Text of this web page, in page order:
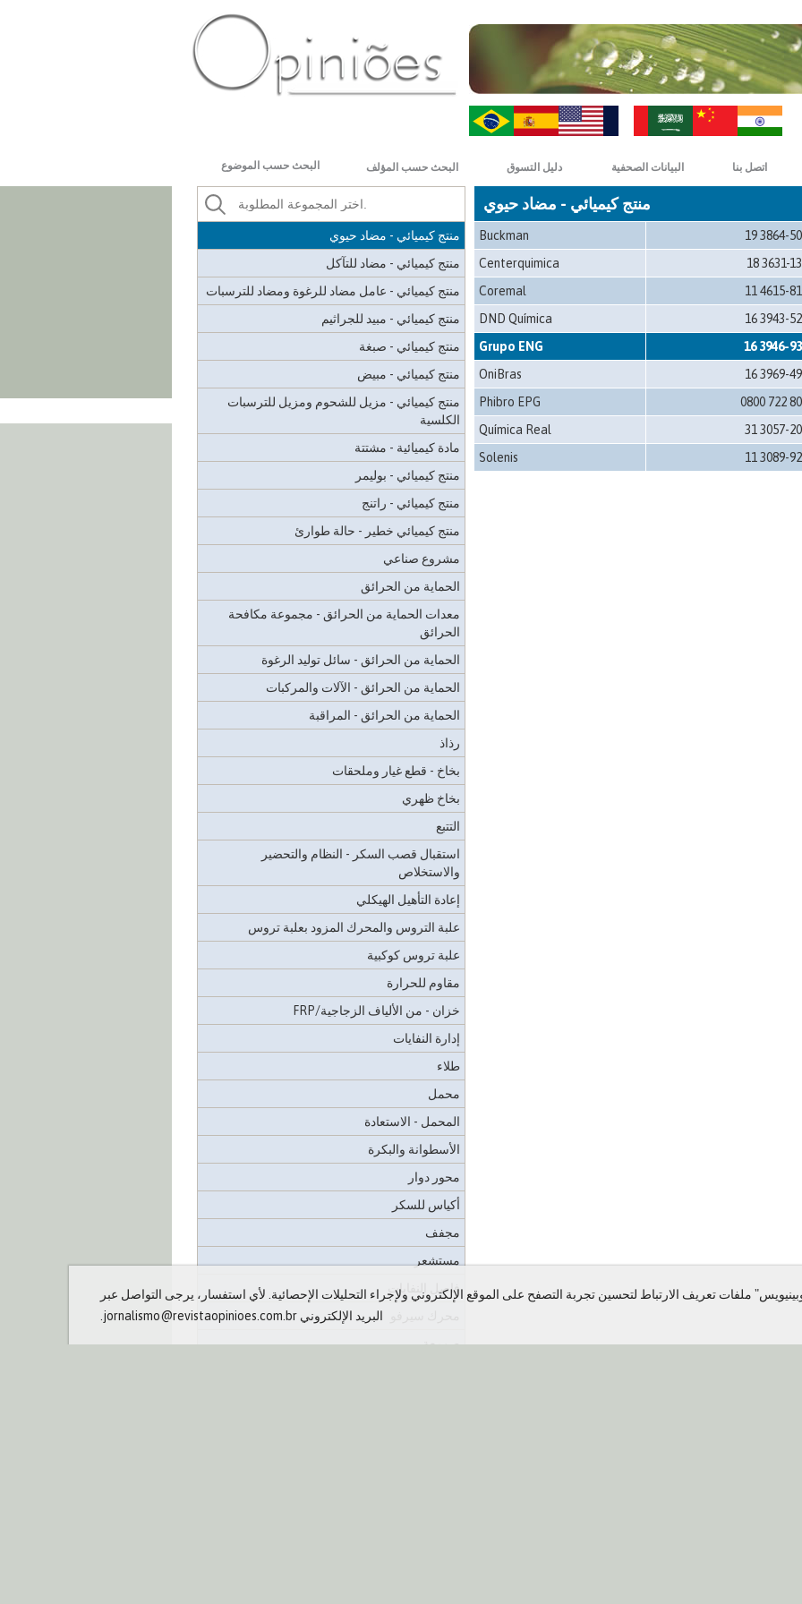
اتصل بنا البيانات الصحفية دليل التسوق البحث حسب المؤلف البحث حسب الموضوع
جهاز الترسيب الكهروستاتيكي
يضعط
مكبس تجفيف الحمأة
منتج كيميائي - عامل قلوي
منتج كيميائي - مضاد حيوي
منتج كيميائي - مضاد للتآكل
منتج كيميائي - عامل مضاد للرغوة ومضاد للترسبات
منتج كيميائي - مبيد للجراثيم
منتج كيميائي - صبغة
منتج كيميائي - مبيض
منتج كيميائي - مزيل للشحوم ومزيل للترسبات
الكلسية
مادة كيميائية - مشتتة
منتج كيميائي - بوليمر
منتج كيميائي - راتنج
منتج كيميائي خطير - حالة طوارئ
مشروع صناعي
الحماية من الحرائق
معدات الحماية من الحرائق - مجموعة مكافحة
الحرائق
الحماية من الحرائق - سائل توليد الرغوة
الحماية من الحرائق - الآلات والمركبات
الحماية من الحرائق - المراقبة
رذاذ
بخاخ - قطع غيار وملحقات
بخاخ ظهري
التتبع
استقبال قصب السكر - النظام والتحضير
والاستخلاص
إعادة التأهيل الهيكلي
علبة التروس والمحرك المزود بعلبة تروس
علبة تروس كوكبية
مقاوم للحرارة
خزان - من الألياف الزجاجية/FRP
إدارة النفايات
طلاء
محمل
المحمل - الاستعادة
الأسطوانة والبكرة
محور دوار
أكياس للسكر
مجفف
مستشعر
فاصل النفايات
صومعة
منتج كيميائي - مضاد حيوي
Buckman
19 3864-
Centerquimica
18 3631-
Coremal
11 4615-
DND Química
16 3943-
Grupo ENG
16 3946-
OniBras
16 3969-
Phibro EPG
0800 722
Química Real
31 3057-
Solenis
11 3089-
ملفات تعريف الارتباط لتحسين تجربة التصفح على الموقع الإلكتروني ولإجراء التحليلات الإحصائية. لأي استفسار، يرجى التواصل عبر
البريد الإلكتروني jornalismo@revistaopinioes.com.br.